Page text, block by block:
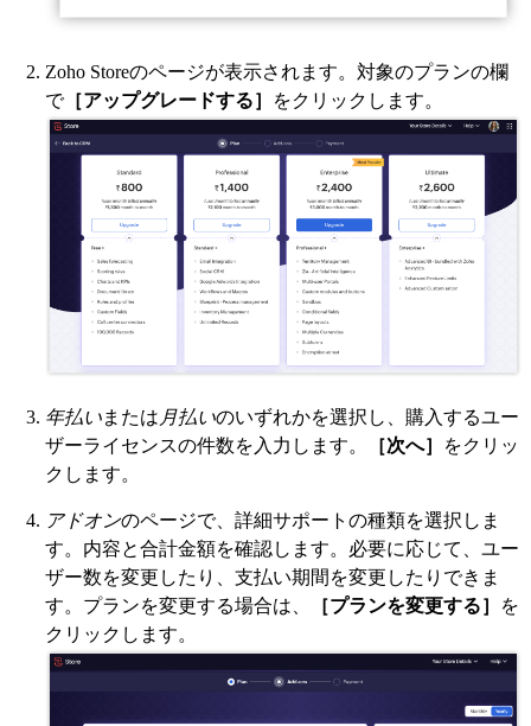
Zoho Storeのページが表示されます。対象のプランの欄
で［アップグレードする］ をクリックします。
年払いまたは 月払いのいずれかを選択し、購入するユー
ザーライセンスの件数を入力します。
［次へ］
をクリッ
クします。
アドオンのページで、詳細サポートの種類を選択しま
す。内容と合計金額を確認します。必要に応じて、ユー
ザー数を変更したり、支払い期間を変更したりできま
す。プランを変更する場合は、
［プランを変更する］
を
クリックします。